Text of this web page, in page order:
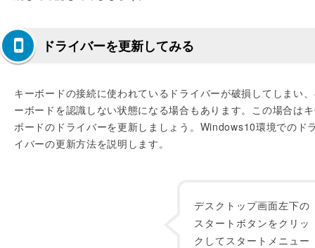
ドライバーを更新してみる
キーボードの接続に使われているドライバーが破損してしまい
ーボードを認識しない状態になる場合もあります。この場合は
ボードのドライバーを更新しましょう。Windows10環境でのド
イバーの更新方法を説明します。
デスクトップ画面左下の
スタートボタンをクリッ
クしてスタートメニュー